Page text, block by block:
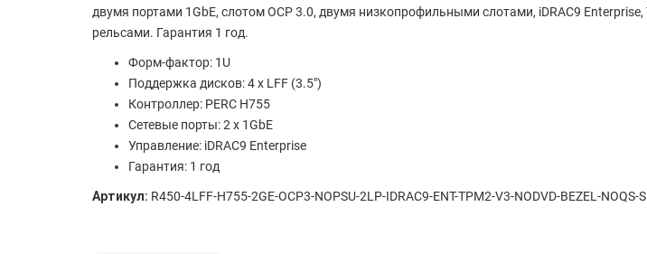
двумя портами 1GbE, слотом OCP 3.0, двумя низкопрофильными слотами, iDRAC9
рельсами. Гарантия 1 год.
Форм-фактор: 1U
Поддержка дисков: 4 x LFF (3.5")
Контроллер: PERC H755
Сетевые порты: 2 x 1GbE
Управление: iDRAC9 Enterprise
Гарантия: 1 год
Артикул: R450-4LFF-H755-2GE-OCP3-NOPSU-2LP-IDRAC9-ENT-TPM2-V3-NODVD-BEZEL-NOQS-